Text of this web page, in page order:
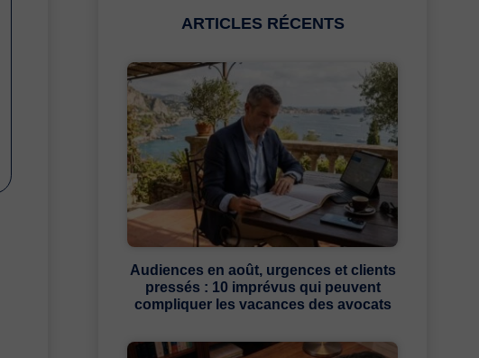
ARTICLES RÉCENTS
Audiences en août, urgences et clients
pressés : 10 imprévus qui peuvent
compliquer les vacances des avocats